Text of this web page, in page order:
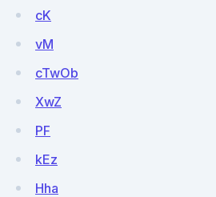
cK
vM
cTwOb
XwZ
PF
kEz
Hha